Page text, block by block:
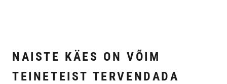
NAISTE KÄES ON VÕIM
TEINETEIST TERVENDADA